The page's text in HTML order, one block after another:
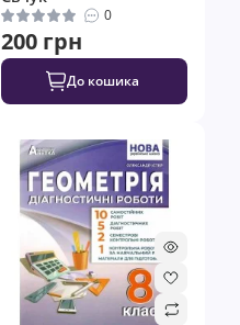
0
200 грн
До кошика